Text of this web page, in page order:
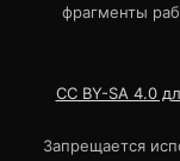
фрагменты
CC BY-SA 4.0
Запрещается